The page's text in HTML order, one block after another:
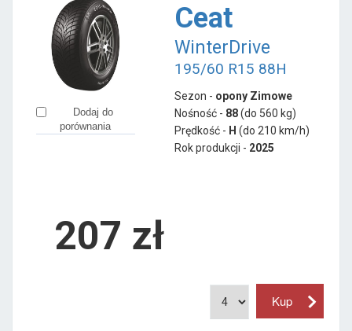
Dodaj do
porównania
Ceat
WinterDrive
195/60 R15 88H
Sezon - opony Zimowe
Nośność - 88(do 560 kg)
Prędkość - H (do 210 km/h)
Rok produkcji - 2025
207 zł